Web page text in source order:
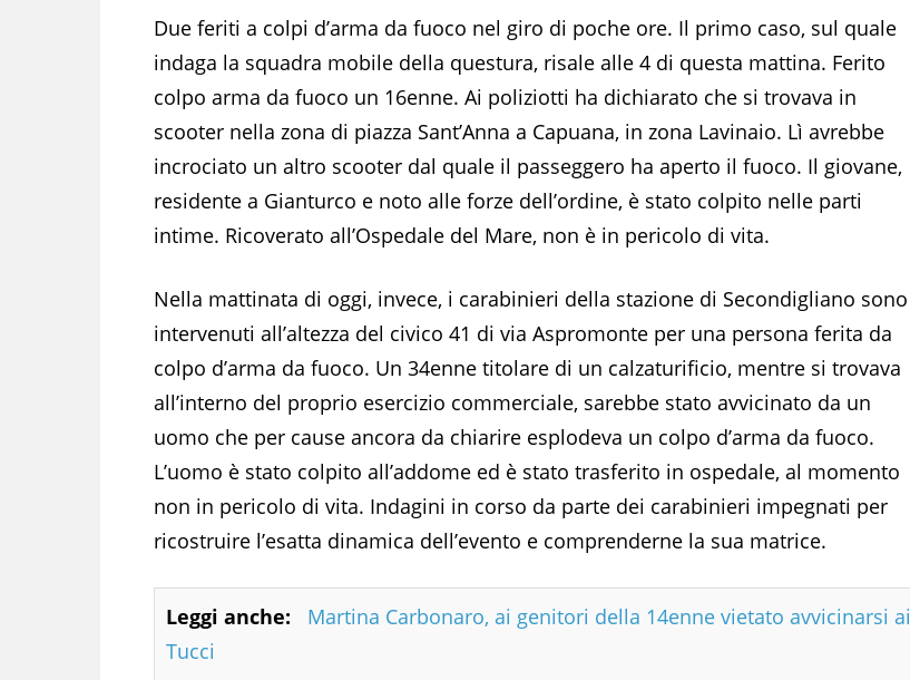
Due feriti a colpi d’arma da fuoco nel giro di poche ore. Il primo caso, sul quale
indaga la squadra mobile della questura, risale alle 4 di questa mattina. Ferito
colpo arma da fuoco un 16enne. Ai poliziotti ha dichiarato che si trovava in
scooter nella zona di piazza Sant’Anna a Capuana, in zona Lavinaio. Lì avrebbe
incrociato un altro scooter dal quale il passeggero ha aperto il fuoco. Il giovane,
residente a Gianturco e noto alle forze dell’ordine, è stato colpito nelle parti
intime. Ricoverato all’Ospedale del Mare, non è in pericolo di vita.
Nella mattinata di oggi, invece, i carabinieri della stazione di Secondigliano sono
intervenuti all’altezza del civico 41 di via Aspromonte per una persona ferita da
colpo d’arma da fuoco. Un 34enne titolare di un calzaturificio, mentre si trovava
all’interno del proprio esercizio commerciale, sarebbe stato avvicinato da un
uomo che per cause ancora da chiarire esplodeva un colpo d’arma da fuoco.
L’uomo è stato colpito all’addome ed è stato trasferito in ospedale, al momento
non in pericolo di vita. Indagini in corso da parte dei carabinieri impegnati per
ricostruire l’esatta dinamica dell’evento e comprenderne la sua matrice.
Leggi anche:
Martina Carbonaro, ai genitori della 14enne vietato avvicinarsi ai
Tucci